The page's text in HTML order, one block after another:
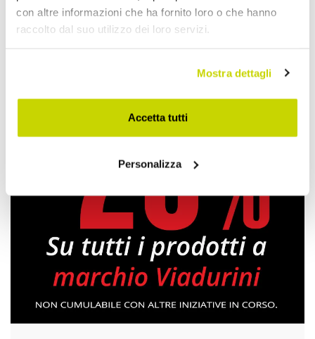
con altre informazioni che ha fornito loro o che hanno
raccolto dal suo utilizzo dei loro servizi.
Mostra dettagli
Accetta tutti
Personalizza